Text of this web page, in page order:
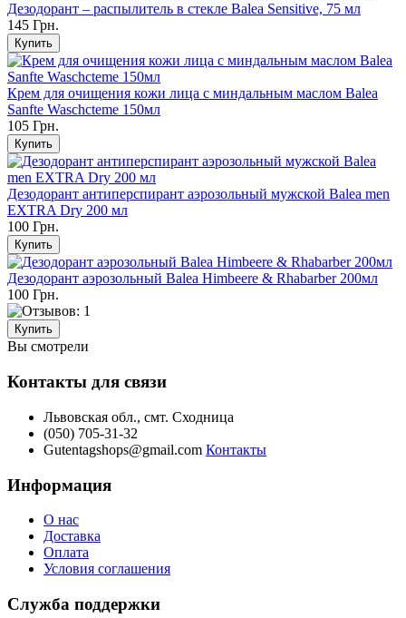
Дезодорант – распылитель в стекле Balea Sensitive, 75 мл
145 Грн.
Крем для очищения кожи лица с миндальным маслом Balea
Sanfte Waschcteme 150мл
105 Грн.
Дезодорант антиперспирант аэрозольный мужской Balea men
EXTRA Dry 200 мл
100 Грн.
Дезодорант аэрозольный Balea Himbeere & Rhabarber 200мл
100 Грн.
Вы смотрели
Контакты для связи
Львовская обл., смт. Сходница
(050) 705-31-32
Gutentagshops@gmail.com Контакты
Информация
О нас
Доставка
Оплата
Условия соглашения
Служба поддержки